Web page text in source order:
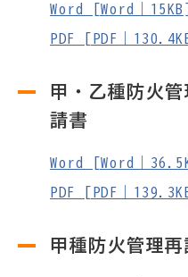
Word [Word｜15KB]
PDF [PDF｜
甲・乙種防火
請書
Word [Word｜
PDF [PDF｜
甲種防火管理